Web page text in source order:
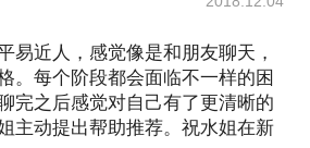
易近人，感觉像是和朋友聊天，
。每个阶段都会面临不一样的困
完之后感觉对自己有了更清晰的
主动提出帮助推荐。祝水姐在新